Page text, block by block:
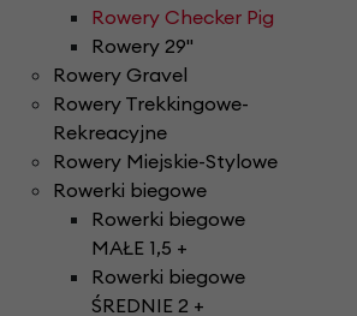
Rowery Checker Pig
Rowery 29"
Rowery Gravel
Rowery Trekkingowe-
Rekreacyjne
Rowery Miejskie-Stylowe
Rowerki biegowe
Rowerki biegowe
MAŁE 1,5 +
Rowerki biegowe
ŚREDNIE 2 +